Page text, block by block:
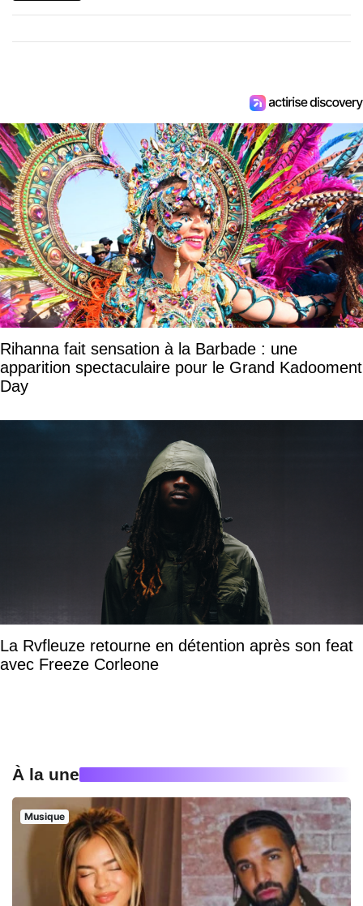
Rihanna fait sensation à la Barbade : une
apparition spectaculaire pour le Grand Kadooment
Day
La Rvfleuze retourne en détention après son feat
avec Freeze Corleone
À la une
Musique